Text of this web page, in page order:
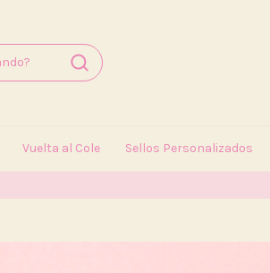
Vuelta al Cole Sellos Personalizados